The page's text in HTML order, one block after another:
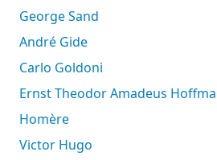
George Sand
André Gide
Carlo Goldoni
Ernst Theodor Amadeus
Homère
Victor Hugo